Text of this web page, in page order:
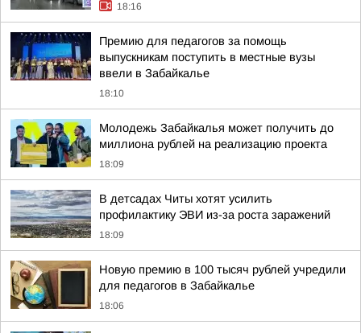
18:16
Премию для педагогов за помощь
выпускникам поступить в местные вузы
ввели в Забайкалье
18:10
Молодежь Забайкалья может получить до
миллиона рублей на реализацию проекта
18:09
В детсадах Читы хотят усилить
профилактику ЭВИ из-за роста заражений
18:09
Новую премию в 100 тысяч рублей учредили
для педагогов в Забайкалье
18:06